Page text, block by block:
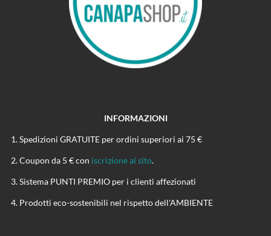
INFORMAZIONI
Spedizioni GRATUITE per ordini superiori ai 75 €
Coupon da 5 € con iscrizione al sito.
Sistema PUNTI PREMIO per i clienti affezionati
Prodotti eco-sostenibili nel rispetto dell'AMBIENTE